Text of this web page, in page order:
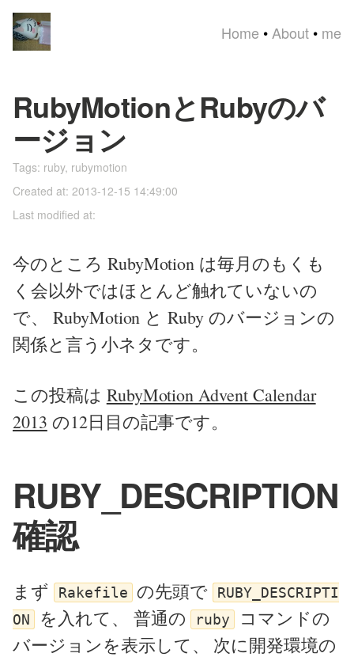
Home • About • me
RubyMotionとRubyのバ
ージョン
Tags: ruby, rubymotion
Created at: 2013-12-15 14:49:00
Last modified at:
今のところ RubyMotion は毎月のもくも
く会以外ではほとんど触れていないの
で、 RubyMotion と Ruby のバージョンの
関係と言う小ネタです。
この投稿は RubyMotion Advent Calendar
2013 の12日目の記事です。
RUBY_DESCRIPTION
確認
まず Rakefile の先頭で RUBY_DESCRIPTI
ON を入れて、 普通の ruby
コマンドの
バージョンを表示して、 次に開発環境の